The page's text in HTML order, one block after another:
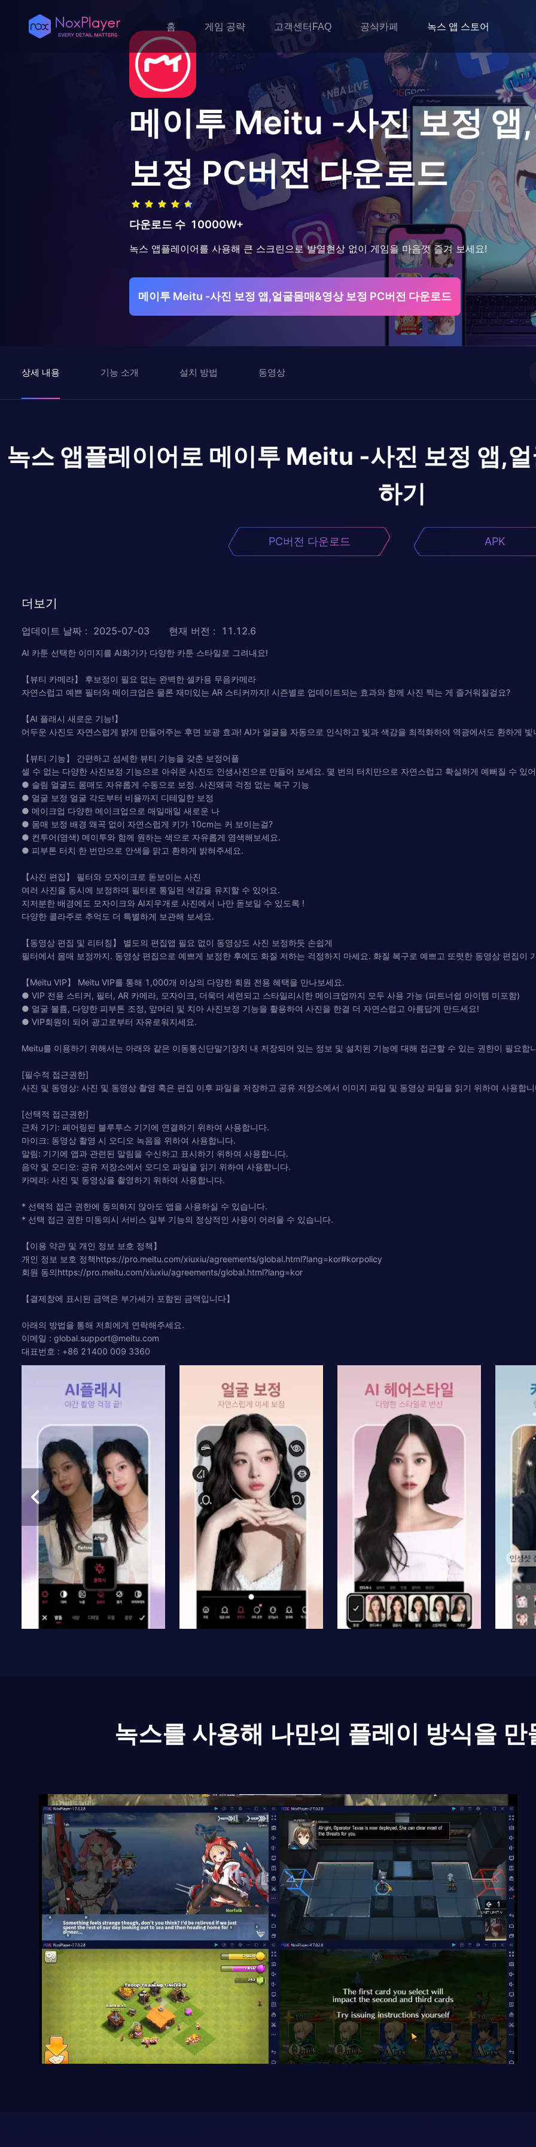
홈 게임 공략 고객센터FAQ 공식카페 녹스 앱 스토어
메이투 Meitu -사진 보정 앱
보정PC버전 다운로드
다운로드 수 10000W+
녹스 앱플레이어를 사용해 큰 스크린으로 발열현상 없이 게임을 마음껏 즐겨 보세요!
메이투 Meitu -사진 보정 앱,얼굴몸매&영상 보정 PC버전 다운로드
상세 내용 기능 소개 설치 방법 동영상
녹스 앱플레이어로 메이투 Meitu -사진 보정 앱,
하기
PC버전 다운로드 APK
더보기
업데이트 날짜 : 2025-07-03 현재 버전 : 11.12.6
AI 카툰 선택한 이미지를 AI화가가 다양한 카툰 스타일로 그려내요!
【뷰티 카메라】 후보정이 필요 없는 완벽한 셀카용 무음카메라
자연스럽고 예쁜 필터와 메이크업은 물론 재미있는 AR 스티커까지! 시즌별로 업데이트되는 효과와 함께 사진 찍는 게 즐거워질걸요?
【AI 플래시 새로운 기능!】
어두운 사진도 자연스럽게 밝게 만들어주는 후면 보광 효과! AI가 얼굴을 자동으로 인식하고 빛과 색감을 최적화하여 역광에서도 환하게 빛
【뷰티 기능】 간편하고 섬세한 뷰티 기능을 갖춘 보정어플
셀 수 없는 다양한 사진보정 기능으로 아쉬운 사진도 인생사진으로 만들어 보세요. 몇 번의 터치만으로 자연스럽고 확실하게 예뻐질 수 있
● 슬림 얼굴도 몸매도 자유롭게 수동으로 보정. 사진왜곡 걱정 없는 복구 기능
● 얼굴 보정 얼굴 각도부터 비율까지 디테일한 보정
● 메이크업 다양한 메이크업으로 매일매일 새로운 나
● 몸매 보정 배경 왜곡 없이 자연스럽게 키가 10cm는 커 보이는걸?
● 컨투어(염색) 메이투와 함께 원하는 색으로 자유롭게 염색해보세요.
● 피부톤 터치 한 번만으로 안색을 맑고 환하게 밝혀주세요.
【사진 편집】 필터와 모자이크로 돋보이는 사진
여러 사진을 동시에 보정하며 필터로 통일된 색감을 유지할 수 있어요.
지저분한 배경에도 모자이크와 AI지우개로 사진에서 나만 돋보일 수 있도록 !
다양한 콜라주로 추억도 더 특별하게 보관해 보세요.
【동영상 편집 및 리터칭】 별도의 편집앱 필요 없이 동영상도 사진 보정하듯 손쉽게
필터에서 몸매 보정까지. 동영상 편집으로 예쁘게 보정한 후에도 화질 저하는 걱정하지 마세요. 화질 복구로 예쁘고 또렷한 동영상 편집이
【Meitu VIP】 Meitu VIP를 통해 1,000개 이상의 다양한 회원 전용 혜택을 만나보세요.
● VIP 전용 스티커, 필터, AR 카메라, 모자이크, 더욱더 세련되고 스타일리시한 메이크업까지 모두 사용 가능 (파트너쉽 아이템 미포함)
● 얼굴 볼륨, 다양한 피부톤 조정, 앞머리 및 치아 사진보정 기능을 활용하여 사진을 한결 더 자연스럽고 아름답게 만드세요!
● VIP회원이 되어 광고로부터 자유로워지세요.
Meitu를 이용하기 위해서는 아래와 같은 이동통신단말기장치 내 저장되어 있는 정보 및 설치된 기능에 대해 접근할 수 있는 권한이 필요합
[필수적 접근권한]
사진 및 동영상: 사진 및 동영상 촬영 혹은 편집 이후 파일을 저장하고 공유 저장소에서 이미지 파일 및 동영상 파일을 읽기 위하여 사용합
[선택적 접근권한]
근처 기기: 페어링된 블루투스 기기에 연결하기 위하여 사용합니다.
마이크: 동영상 촬영 시 오디오 녹음을 위하여 사용합니다.
알림: 기기에 앱과 관련된 알림을 수신하고 표시하기 위하여 사용합니다.
음악 및 오디오: 공유 저장소에서 오디오 파일을 읽기 위하여 사용합니다.
카메라: 사진 및 동영상을 촬영하기 위하여 사용합니다.
* 선택적 접근 권한에 동의하지 않아도 앱을 사용하실 수 있습니다.
* 선택 접근 권한 미동의시 서비스 일부 기능의 정상적인 사용이 어려울 수 있습니다.
【이용 약관 및 개인 정보 보호 정책】
개인 정보 보호 정책https://pro.meitu.com/xiuxiu/agreements/global.html?lang=kor#korpolicy
회원 동의https://pro.meitu.com/xiuxiu/agreements/global.html?lang=kor
【결제창에 표시된 금액은 부가세가 포함된 금액입니다】
아래의 방법을 통해 저희에게 연락해주세요.
이메일 : global.support@meitu.com
대표번호 : +86 21400 009 3360
녹스를 사용해 나만의 플레이 방식을